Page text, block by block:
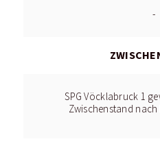
-
SPG Vöcklabruck 1
Zwischenstand